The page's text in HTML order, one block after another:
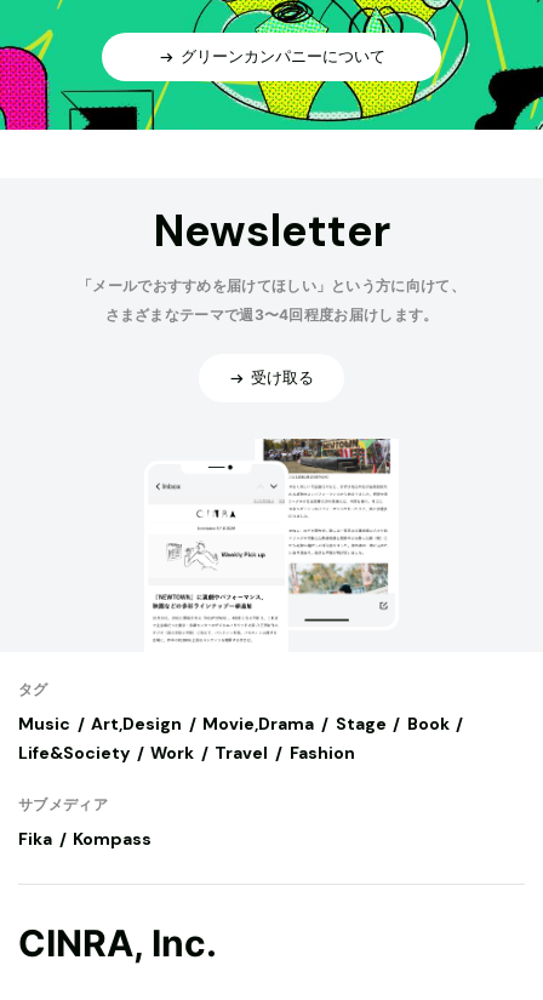
グリーンカンパニーについて
Newsletter
「メールでおすすめを届けてほしい」という方に向けて、
さまざまなテーマで週3〜4回程度お届けします。
受け取る
タグ
Music Art,Design Movie,Drama Stage
Book
Life&Society
Work Travel Fashion
サブメディア
Fika Kompass
CINRA, Inc.